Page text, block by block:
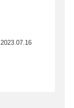
2023.07.16